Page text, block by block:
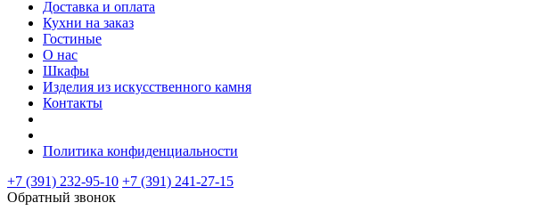
Доставка и оплата
Кухни на заказ
Гостиные
О нас
Шкафы
Изделия из искусственного камня
Контакты
Политика конфиденциальности
+7 (391) 232-95-10 +7 (391) 241-27-15
Обратный звонок